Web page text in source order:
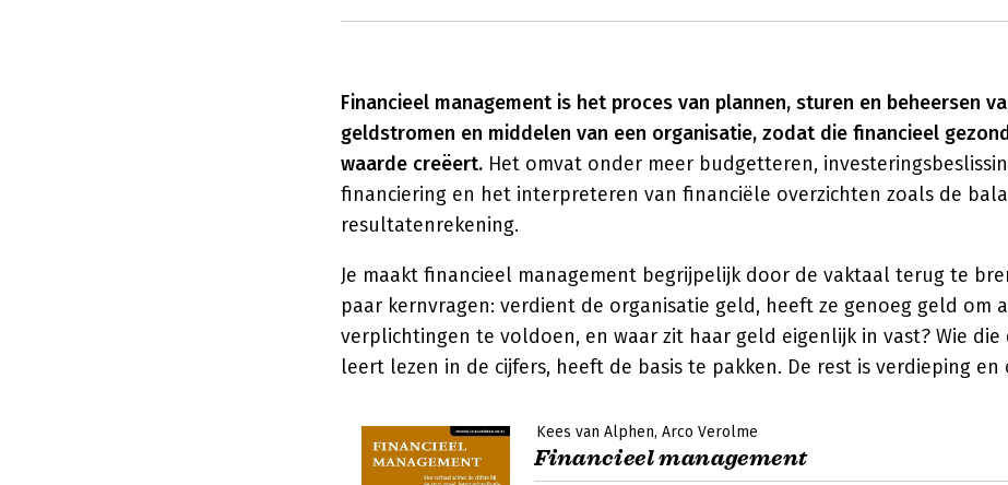
Financieel management is het proces van plannen, sturen en beheersen
geldstromen en middelen van een organisatie, zodat die financieel
waarde creëert. Het omvat onder meer budgetteren,
financiering en het interpreteren van financiële overzichten zoals de
resultatenrekening.
Je maakt financieel management begrijpelijk door de vaktaal terug te
paar kernvragen: verdient de organisatie geld, heeft ze genoeg geld om
verplichtingen te voldoen, en waar zit haar geld eigenlijk in vast? Wie die
leert lezen in de cijfers, heeft de basis te pakken. De rest is verdieping en
Kees van Alphen Arco Verolme
Financieel management